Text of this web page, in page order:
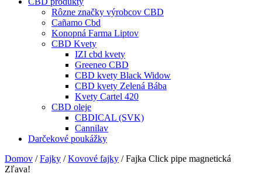
Rôzne značky výrobcov CBD
Cañamo Cbd
Konopná Farma Liptov
CBD Kvety
IZI cbd kvety
Greeneo CBD
CBD kvety Black Widow
CBD kvety Zelená Bába
Kvety Cartel 420
CBD oleje
CBDICAL (SVK)
Cannilav
Darčekové poukážky
Domov /Fajky /Kovové fajky / Fajka Click pipe magnetická
Zľava!